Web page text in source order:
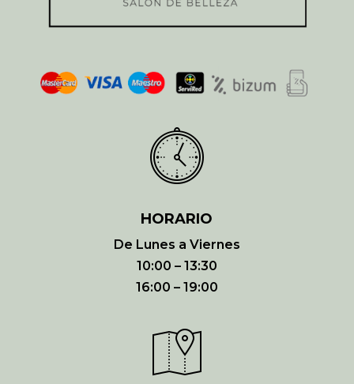
HORARIO
De Lunes a Viernes
10:00 – 13:30
16:00 – 19:00